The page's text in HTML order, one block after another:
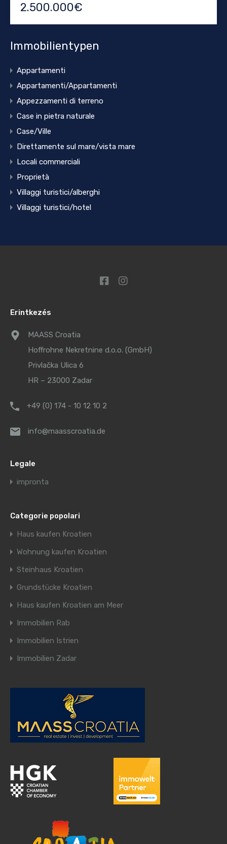
2.500.000€
Immobilientypen
Appartamenti
Appartamenti/Appartamenti
Appezzamenti di terreno
Case in pietra naturale
Case/Ville
Direttamente sul mare/vista mare
Locali commerciali
Proprietà
Villaggi turistici/alberghi
Villaggi turistici/hotel
Erintkezés
MAASS Croatia
Hoffrohne Nekretnine d.o.o. (GmbH)
Privlačka Ulica 6
HR – 23000 Zadar
+49 (0) 174 - 10 12 10 2
info@maasscroatia.de
Legale
impronta
Categorie popolari
Haus kaufen Kroatien
Wohnung kaufen Kroatien
Steinhaus Kroatien
Grundstücke Kroatien
Haus kaufen Kroatien am Meer
Immobilien Rab
Immobilien Istrien
Immobilien Zadar